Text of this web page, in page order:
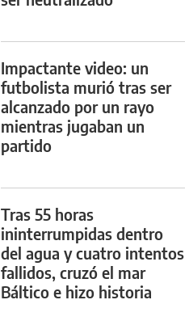
Impactante video: un
futbolista murió tras ser
alcanzado por un rayo
mientras jugaban un
partido
Tras 55 horas
ininterrumpidas dentro
del agua y cuatro intentos
fallidos, cruzó el mar
Báltico e hizo historia